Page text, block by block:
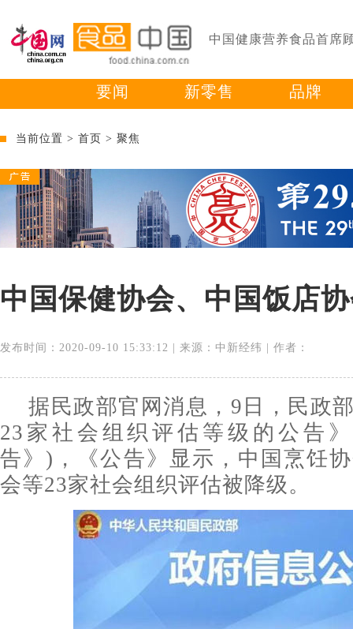
中国健康营养食品首席
要闻 新零售 品牌
当前位置 > 首页 > 聚焦
中国保健协会、中国饭店
发布时间：2020-09-10 15:33:12 | 来源：中新经纬 | 作者：
据民政部官网消息，9日，民政
23家社会组织评估等级的公告
告》)，《公告》显示，中国烹饪
会等23家社会组织评估被降级。